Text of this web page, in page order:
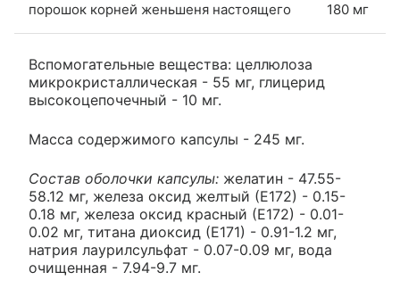
порошок корней женьшеня настоящего 180 мг
Вспомогательные вещества: целлюлоза
микрокристаллическая - 55 мг, глицерид
высокоцепочечный - 10 мг.
Масса содержимого капсулы - 245 мг.
Состав оболочки капсулы: желатин - 47.55-
58.12 мг, железа оксид желтый (Е172) - 0.15-
0.18 мг, железа оксид красный (Е172) - 0.01-
0.02 мг, титана диоксид (Е171) - 0.91-1.2 мг,
натрия лаурилсульфат - 0.07-0.09 мг, вода
очищенная - 7.94-9.7 мг.